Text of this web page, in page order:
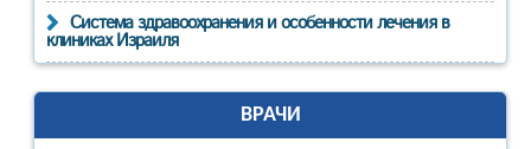
Система здравоохранения и особенности лечения в
клиниках Израиля
ВРАЧИ